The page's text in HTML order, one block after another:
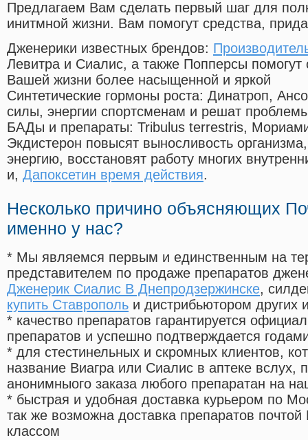
Предлагаем Вам сделать первый шаг для
инитмной жизни. Вам помогут средства,
Дженерики известных брендов:
Левитра и Сиалис, а также Попперсы помогут
Вашей жизни более насыщенной и яркой
Синтетические гормоны роста: Динатроп,
силы, энергии спортсменам и решат
БАДы и препараты: Tribulus terrestris,
Экдистерон повысят выносливость
энергию, восстановят работу многих
и, Дапоксетин время действия.
Несколько причино объясняющих
именно у нас?
* Мы являемся первым и единственным на
представителем по продаже препаратов
Дженерик Сиалис В Днепродзержинске,
купить Ставрополь и дистрибьютором других
* качество препаратов гарантируется
препаратов и успешно подтверждается
* для стестинельных и скромных клиентов,
название Виагра или Сиалис в аптеке вслух,
анонимныого заказа любого препаратан на
* быстрая и удобная доставка курьером по
так же возможна доставка препаратов
классом